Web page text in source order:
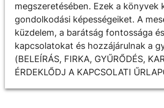
megszeretésében. Ezek a
gondolkodási képességeiket. A
küzdelem, a barátság fontossága
kapcsolatokat és hozzájárulnak a
(BELEÍRÁS, FIRKA, GYŰRŐDÉS,
ÉRDEKLŐDJ A KAPCSOLATI